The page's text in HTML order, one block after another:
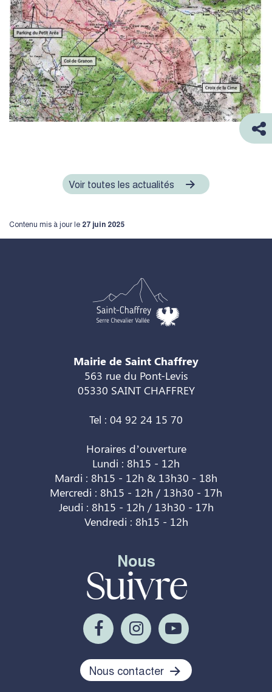
Voir toutes les actualités
Contenu mis à jour le 27 juin 2025
Mairie de Saint Chaffrey
563 rue du Pont-Levis
05330 SAINT CHAFFREY
Tel : 04 92 24 15 70
Horaires d’ouverture
Lundi : 8h15 - 12h
Mardi : 8h15 - 12h & 13h30 - 18h
Mercredi : 8h15 - 12h / 13h30 - 17h
Jeudi : 8h15 - 12h / 13h30 - 17h
Vendredi : 8h15 - 12h
Nous
Suivre
Nous contacter